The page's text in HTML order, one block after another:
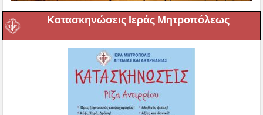
Κατασκηνώσεις Ιεράς Μητροπόλεως